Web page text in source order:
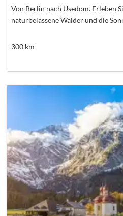
Von Berlin nach Usedom. Erleben
naturbelassene Wälder und die
300km